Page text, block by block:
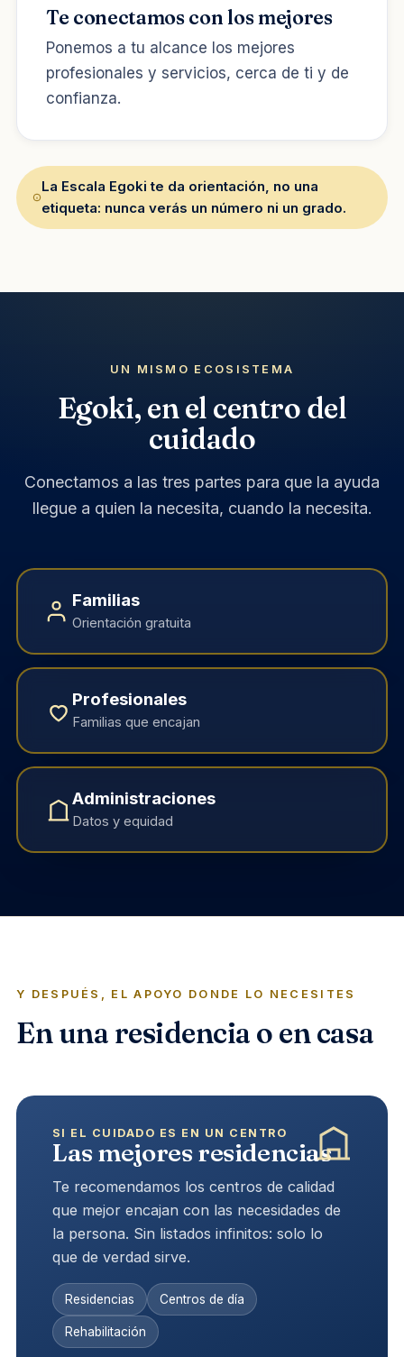
Te conectamos con los mejores
Ponemos a tu alcance los mejores
profesionales y servicios, cerca de ti y de
confianza.
La Escala Egoki te da orientación, no una
etiqueta: nunca verás un número ni un grado.
UN MISMO ECOSISTEMA
Egoki, en el centro del
cuidado
Conectamos a las tres partes para que la ayuda
llegue a quien la necesita, cuando la necesita.
Familias
Orientación gratuita
Profesionales
Familias que encajan
Administraciones
Datos y equidad
Y DESPUÉS, EL APOYO DONDE LO NECESITES
En una residencia o en casa
SI EL CUIDADO ES EN UN CENTRO
Las mejores residencias
Te recomendamos los centros de calidad
que mejor encajan con las necesidades de
la persona. Sin listados infinitos: solo lo
que de verdad sirve.
Residencias Centros de día
Rehabilitación